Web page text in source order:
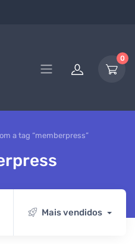
0
a tag “memberpress”
Mais vendidos